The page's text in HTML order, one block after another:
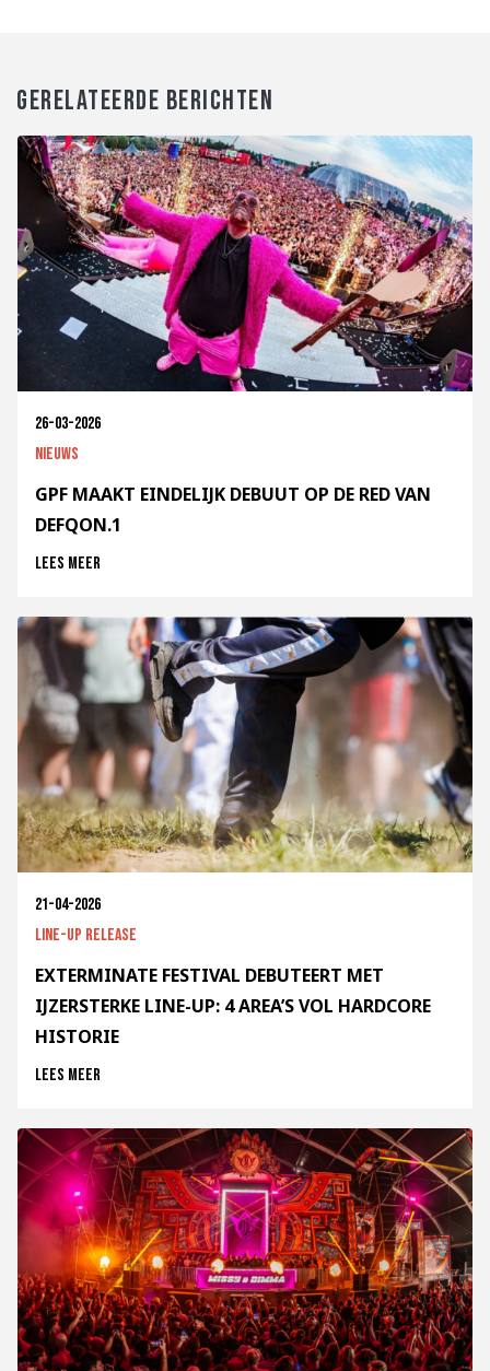
GERELATEERDE BERICHTEN
26-03-2026
Nieuws
GPF MAAKT EINDELIJK DEBUUT OP DE RED VAN
DEFQON.1
Lees meer
21-04-2026
Line-up release
EXTERMINATE FESTIVAL DEBUTEERT MET
IJZERSTERKE LINE-UP: 4 AREA’S VOL HARDCORE
HISTORIE
Lees meer